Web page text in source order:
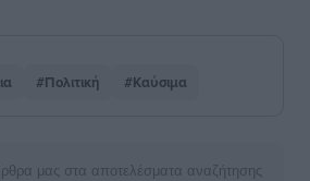
#Πολιτική #Καύσιμα
μας στα αποτελέσματα αναζήτησης